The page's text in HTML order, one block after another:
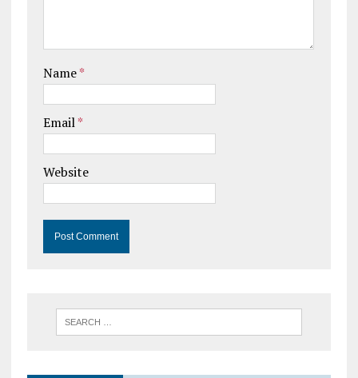
Name*
Email*
Website